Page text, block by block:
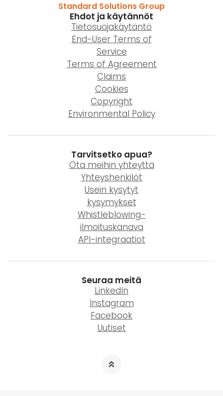
Standard Solutions Group
Ehdot ja käytännöt
Tietosuojakäytäntö
End-User Terms of
Service
Terms of Agreement
Claims
Cookies
Copyright
Environmental Policy
Tarvitsetko apua?
Ota meihin yhteyttä
Yhteyshenkilöt
Usein kysytyt
kysymykset
Whistleblowing-
ilmoituskanava
API-integraatiot
Seuraa meitä
LinkedIn
Instagram
Facebook
Uutiset